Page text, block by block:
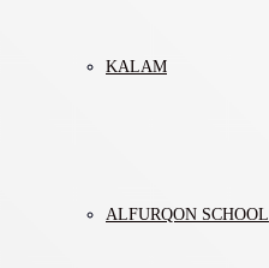
KALAM
ALFURQON SCHOOL